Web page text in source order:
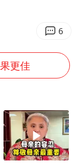
要降薪1000元
女孩南太行山失联超11天 直击搜寻
来
6
更佳